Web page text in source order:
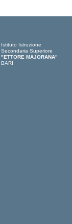
Istituto Istruzione
Secondaria Superiore
"ETTORE MAJORANA"
BARI